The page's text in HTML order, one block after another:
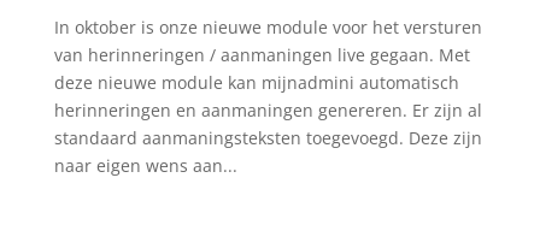
In oktober is onze nieuwe module voor het versturen
van herinneringen / aanmaningen live gegaan. Met
deze nieuwe module kan mijnadmini automatisch
herinneringen en aanmaningen genereren. Er zijn al
standaard aanmaningsteksten toegevoegd. Deze zijn
naar eigen wens aan...